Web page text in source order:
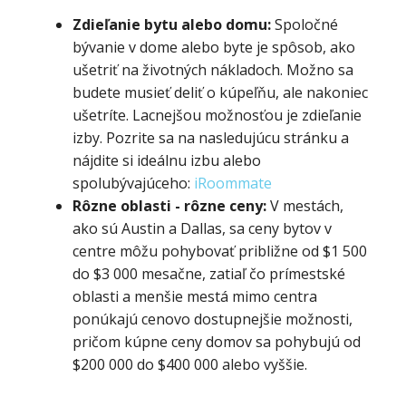
Zdieľanie bytu alebo domu:Spoločné
bývanie v dome alebo byte je spôsob, ako
ušetriť na životných nákladoch. Možno sa
budete musieť deliť o kúpeľňu, ale nakoniec
ušetríte. Lacnejšou možnosťou je zdieľanie
izby. Pozrite sa na nasledujúcu stránku a
nájdite si ideálnu izbu alebo
spolubývajúceho: iRoommate
Rôzne oblasti - rôzne ceny:V mestách,
ako sú Austin a Dallas, sa ceny bytov v
centre môžu pohybovať približne od $1 500
do $3 000 mesačne, zatiaľ čo prímestské
oblasti a menšie mestá mimo centra
ponúkajú cenovo dostupnejšie možnosti,
pričom kúpne ceny domov sa pohybujú od
$200 000 do $400 000 alebo vyššie.